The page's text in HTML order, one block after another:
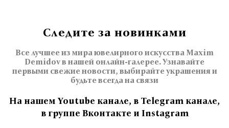
Следите за новинками
Все лучшее из мира ювелирного искусства Maxim
Demidov в нашей онлайн-галерее. Узнавайте
первыми свежие новости, выбирайте украшения и
будьте всегда на связи
На нашем Youtube канале, в Telegram канале,
в группе Вконтакте и Instagram